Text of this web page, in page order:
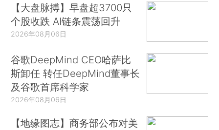
【大盘脉搏】早盘超3700只
个股收跌 AI链条震荡回升
2026年08月06日
谷歌DeepMind CEO哈萨比
斯卸任 转任DeepMind董事长
及谷歌首席科学家
2026年08月06日
【地缘图志】商务部公布对美